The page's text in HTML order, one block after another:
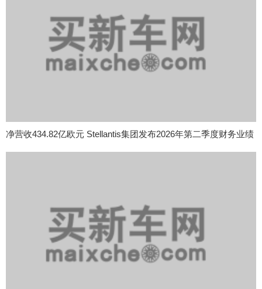
净营收434.82亿欧元 Stellantis集团发布2026年第二季度财务业绩